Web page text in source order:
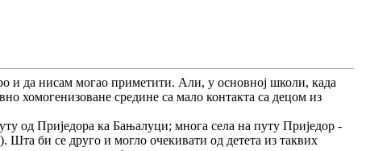
и да нисам могао приметити. Али, у основној школи, када
хомогенизоване средине са мало контакта са децом из
од Приједора ка Бањалуци; многа села на путу Приједор -
би се друго и могло очекивати од детета из таквих